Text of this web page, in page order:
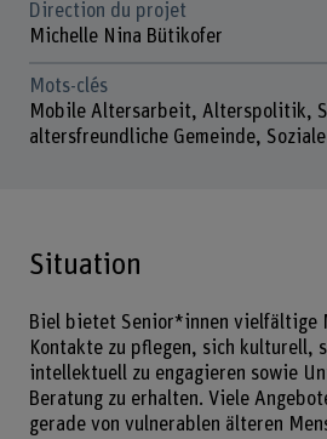
Direction du projet
Michelle Nina Bütikofer
Mots-clés
Mobile Altersarbeit, Alterspolitik,
altersfreundliche Gemeinde,
Situation
Biel bietet Senior*innen vielfältige
Kontakte zu pflegen, sich kulturell,
intellektuell zu engagieren sowie
Beratung zu erhalten. Viele
gerade von vulnerablen älteren